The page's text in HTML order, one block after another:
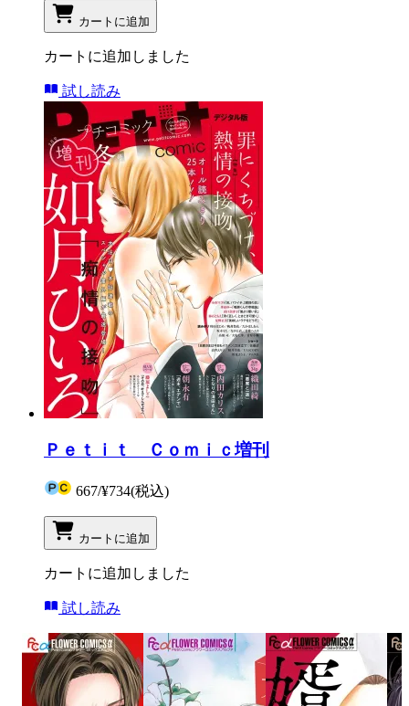
カートに追加
カートに追加しました
試し読み
Ｐｅｔｉｔ Ｃｏｍｉｃ増刊
667/¥734(税込)
カートに追加
カートに追加しました
試し読み